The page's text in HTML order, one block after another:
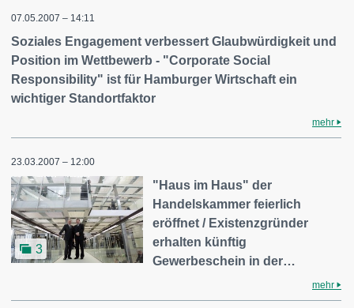
07.05.2007 – 14:11
Soziales Engagement verbessert Glaubwürdigkeit und
Position im Wettbewerb - "Corporate Social
Responsibility" ist für Hamburger Wirtschaft ein
wichtiger Standortfaktor
mehr
23.03.2007 – 12:00
3
"Haus im Haus" der
Handelskammer feierlich
eröffnet / Existenzgründer
erhalten künftig
Gewerbeschein in der…
mehr